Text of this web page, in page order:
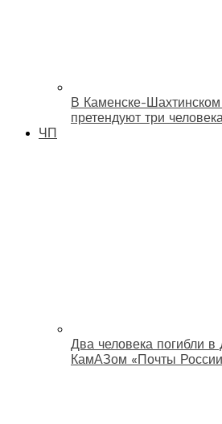
В Каменске-
претендуют три
ЧП
Два человека погибли
КамАЗом «Почты